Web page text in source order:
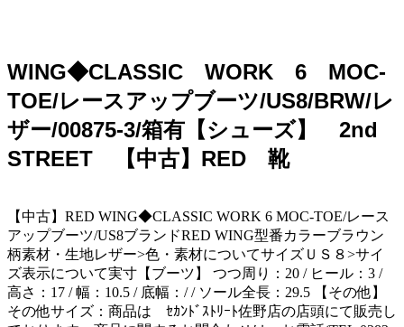
WING◆CLASSIC WORK 6 MOC-
TOE/レースアップブーツ/US8/BRW/レ
ザー/00875-3/箱有【シューズ】 2nd
STREET 【中古】RED 靴
【中古】RED WING◆CLASSIC WORK 6 MOC-TOE/レース
アップブーツ/US8ブランドRED WING型番カラーブラウン
柄素材・生地レザー>色・素材についてサイズＵＳ８>サイ
ズ表示について実寸【ブーツ】 つつ周り：20 / ヒール：3 /
高さ：17 / 幅：10.5 / 底幅：/ / ソール全長：29.5 【その他】
その他サイズ：商品は ｾｶﾝﾄﾞｽﾄﾘｰﾄ佐野店の店頭にて販売し